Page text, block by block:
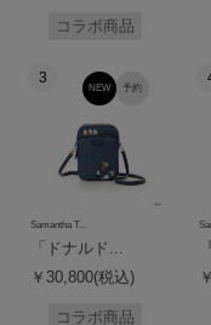
コラボ商品
3
予約
NEW
Samantha T...
「ドナルド...
￥30,800(税込)
コラボ商品